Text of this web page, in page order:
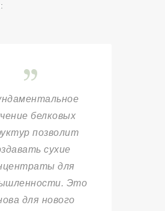
:
белковых
позволит
сухие
для
Это
для нового